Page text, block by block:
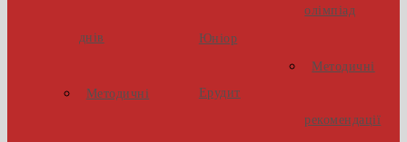
днів
Методичні
Юніор
Ерудит
олімпіад
Методичні
рекомендації